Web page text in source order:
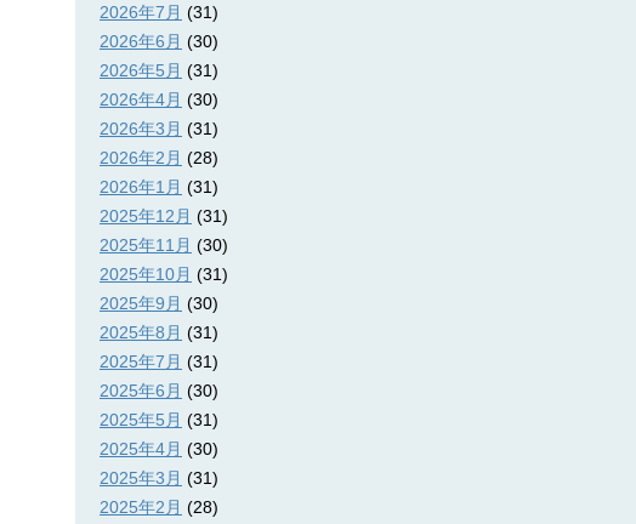
2026年7月 (31)
2026年6月 (30)
2026年5月 (31)
2026年4月 (30)
2026年3月 (31)
2026年2月 (28)
2026年1月 (31)
2025年12月 (31)
2025年11月 (30)
2025年10月 (31)
2025年9月 (30)
2025年8月 (31)
2025年7月 (31)
2025年6月 (30)
2025年5月 (31)
2025年4月 (30)
2025年3月 (31)
2025年2月 (28)